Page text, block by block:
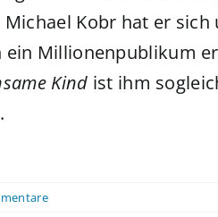
Kobr hat er
Millionenpublikum
Kind ist ihm